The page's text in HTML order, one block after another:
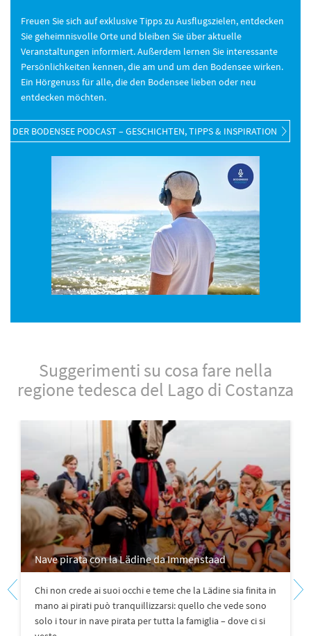
Freuen Sie sich auf exklusive Tipps zu Ausflugszielen, entdecken
Sie geheimnisvolle Orte und bleiben Sie über aktuelle
Veranstaltungen informiert. Außerdem lernen Sie interessante
Persönlichkeiten kennen, die am und um den Bodensee wirken.
Ein Hörgenuss für alle, die den Bodensee lieben oder neu
entdecken möchten.
DER BODENSEE PODCAST – GESCHICHTEN, TIPPS & INSPIRATION
Suggerimenti su cosa fare nella
regione tedesca del Lago di Costanza
Nave pirata con la Lädine da Immenstaad
Chi non crede ai suoi occhi e teme che la Lädine sia finita in
mano ai pirati può tranquillizzarsi: quello che vede sono
solo i tour in nave pirata per tutta la famiglia – dove ci si